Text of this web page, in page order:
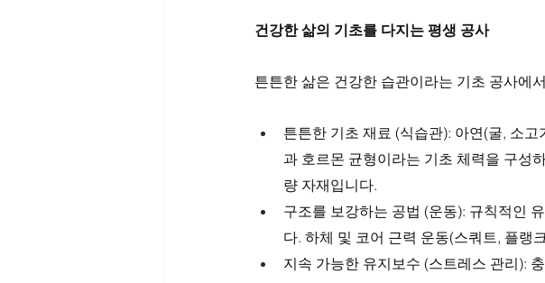
건강한 삶의 기초를 다지는 평생 공사
튼튼한 삶은 건강한 습관이라는 기초 공사에
튼튼한 기초 재료 (식습관): 아연(굴, 소
과 호르몬 균형이라는 기초 체력을 구성
량 자재입니다.
구조를 보강하는 공법 (운동): 규칙적인
다. 하체 및 코어 근력 운동(스쿼트, 플랭
지속 가능한 유지보수 (스트레스 관리):